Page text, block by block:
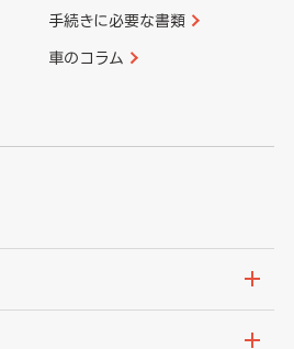
手続きに必要な書類
車のコラム